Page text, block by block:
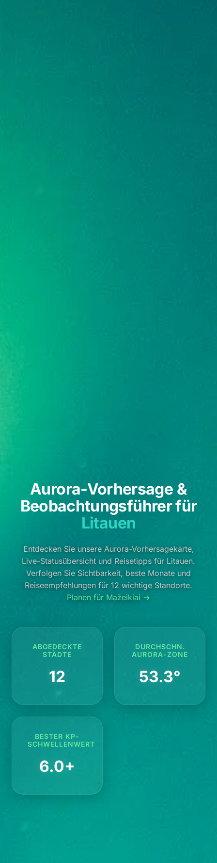
Aurora-Vorhersage &
Beobachtungsführer für
Litauen
Entdecken Sie unsere Aurora-Vorhersagekarte,
Live-Statusübersicht und Reisetipps für Litauen.
Verfolgen Sie Sichtbarkeit, beste Monate und
Reiseempfehlungen für 12 wichtige Standorte.
Planen für Mažeikiai →
ABGEDECKTE
STÄDTE
12
DURCHSCHN.
AURORA-ZONE
53.3°
BESTER KP-
SCHWELLENWERT
6.0+